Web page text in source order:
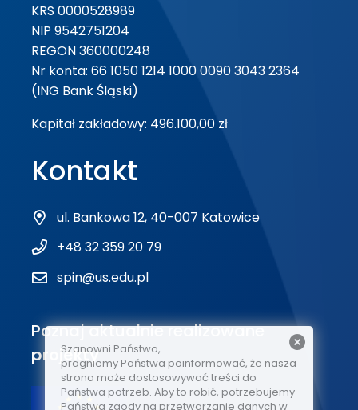
KRS 0000528989
NIP 9542751204
REGON 360000248
Nr konta: 66 1050 1214 1000 0090 3043 2364
(ING Bank Śląski)
Kapitał zakładowy: 496.100,00 zł
Kontakt
ul. Bankowa 12, 40-007 Katowice
+48 32 359 20 79
spin@us.edu.pl
Poznaj aktualnie realizowane
projekty
Szanowni Państwo,
pragniemy Państwa poinformować, że nasza
strona może dostosowywać treści do
Państwa potrzeb. Aby to robić, potrzebujemy
Państwa zgody na przetwarzanie danych w